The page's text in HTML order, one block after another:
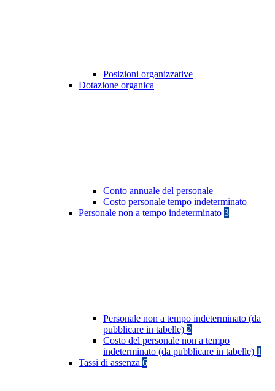
Posizioni organizzative
Dotazione organica
Conto annuale del personale
Costo personale tempo indeterminato
Personale non a tempo indeterminato 3
Personale non a tempo indeterminato (da
pubblicare in tabelle) 2
Costo del personale non a tempo
indeterminato (da pubblicare in tabelle) 1
Tassi di assenza 6